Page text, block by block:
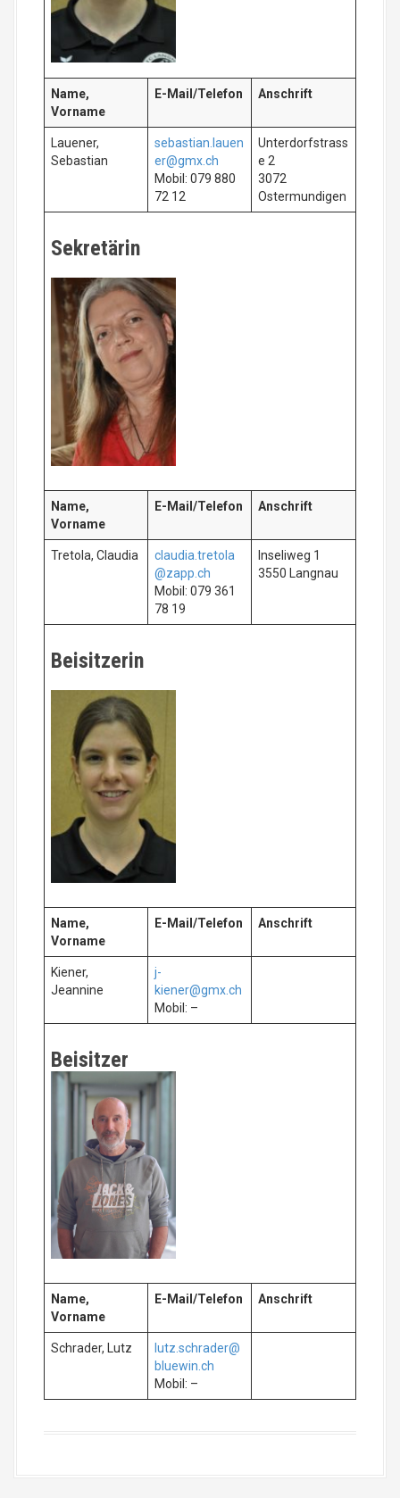
Name,
Vorname
E-Mail/Telefon Anschrift
Lauener,
Sebastian
sebastian.lauen
er@gmx.ch
Mobil: 079 880
72 12
Unterdorfstrass
e 2
3072
Ostermundigen
Sekretärin
Name,
Vorname
E-Mail/Telefon Anschrift
Tretola, Claudia
claudia.tretola
@zapp.ch
Mobil: 079 361
78 19
Inseliweg 1
3550 Langnau
Beisitzerin
Name,
Vorname
E-Mail/Telefon Anschrift
Kiener,
Jeannine
j-
kiener@gmx.ch
Mobil: –
Beisitzer
Name,
Vorname
E-Mail/Telefon Anschrift
Schrader, Lutz
lutz.schrader@
bluewin.ch
Mobil: –